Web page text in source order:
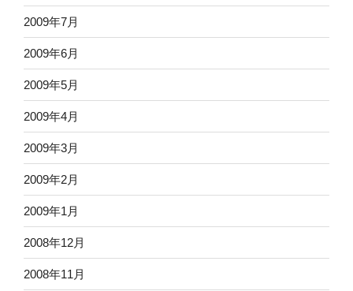
2009年7月
2009年6月
2009年5月
2009年4月
2009年3月
2009年2月
2009年1月
2008年12月
2008年11月